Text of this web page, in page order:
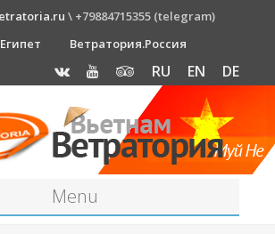
\ +79884715355 (telegram)
Ветратория.Россия
RU EN DE
Menu